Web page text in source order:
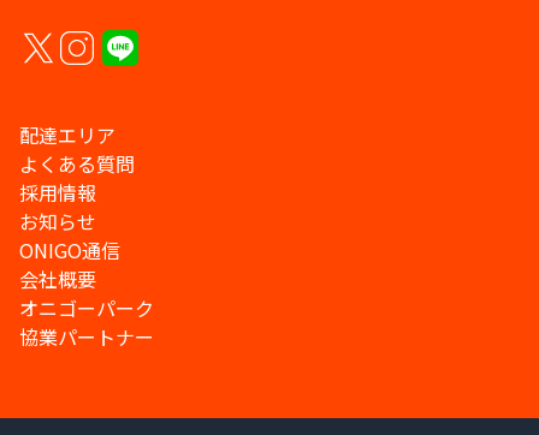
配達エリア
よくある質問
採用情報
お知らせ
ONIGO通信
会社概要
オニゴーパーク
協業パートナー